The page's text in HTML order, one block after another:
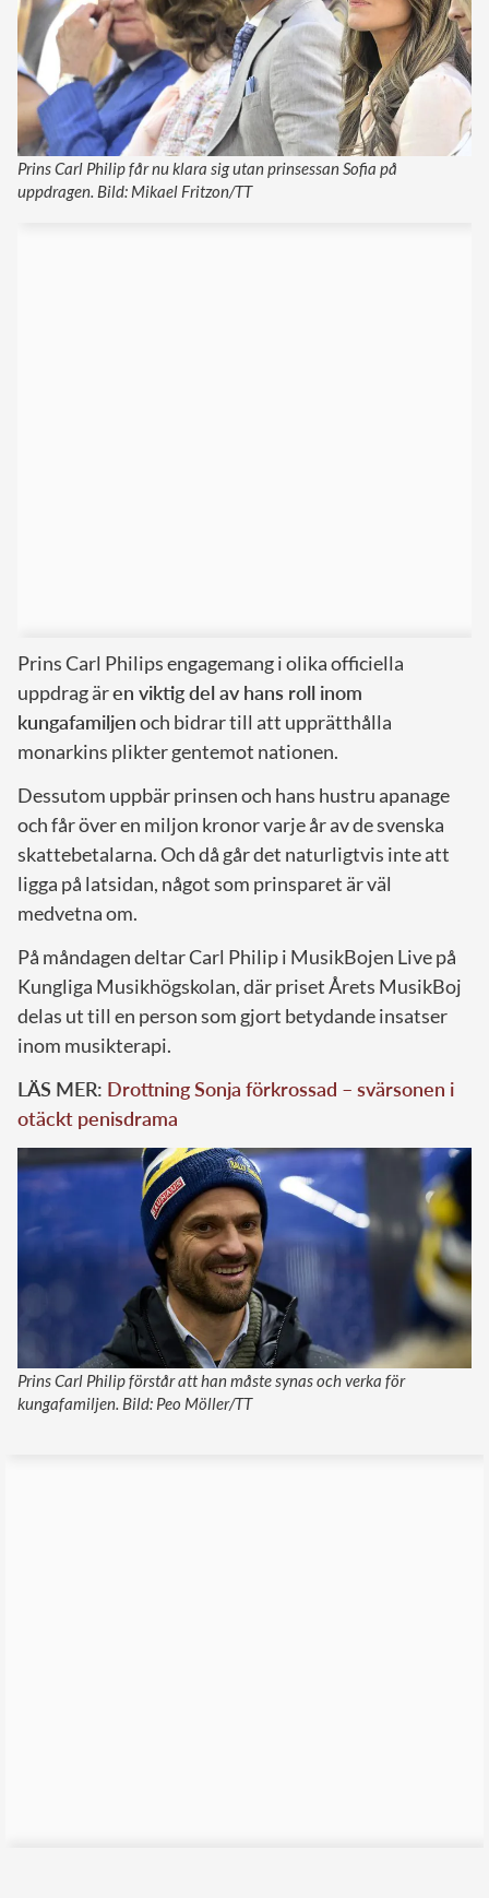
Prins Carl Philip får nu klara sig utan prinsessan Sofia på
uppdragen. Bild: Mikael Fritzon/TT
Prins Carl Philips engagemang i olika officiella
uppdrag ären viktig del av hans roll inom
kungafamiljenoch bidrar till att upprätthålla
monarkins plikter gentemot nationen.
Dessutom uppbär prinsen och hans hustru apanage
och får över en miljon kronor varje år av de svenska
skattebetalarna. Och då går det naturligtvis inte att
ligga på latsidan, något som prinsparet är väl
medvetna om.
På måndagen deltar Carl Philip i MusikBojen Live på
Kungliga Musikhögskolan, där priset Årets MusikBoj
delas ut till en person som gjort betydande insatser
inom musikterapi.
LÄS MER: Drottning Sonja förkrossad – svärsonen i
otäckt penisdrama
Prins Carl Philip förstår att han måste synas och verka för
kungafamiljen. Bild: Peo Möller/TT